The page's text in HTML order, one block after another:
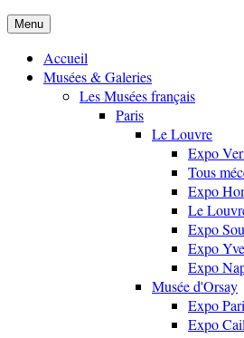
Menu
Accueil
Musées & Galeries
Les Musées français
Paris
Le Louvre
Expo
Tous
Expo
Le
Expo
Expo
Expo
Musée d'Orsay
Expo
Expo